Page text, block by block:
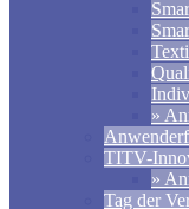
»
TITV-
»
Tag der